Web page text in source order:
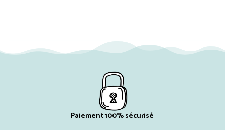
Paiement 100% sécurisé